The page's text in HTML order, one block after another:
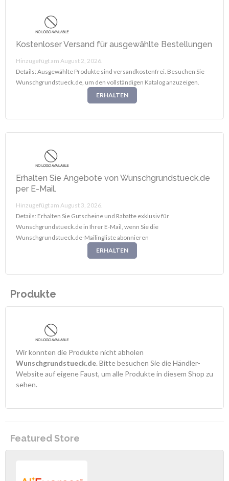
Kostenloser Versand für ausgewählte Bestellungen
Hinzugefügt am August 2, 2026.
Details: Ausgewählte Produkte sind versandkostenfrei. Besuchen Sie
Wunschgrundstueck.de, um den vollständigen Katalog anzuzeigen.
ERHALTEN
Erhalten Sie Angebote von Wunschgrundstueck.de
per E-Mail.
Hinzugefügt am August 3, 2026.
Details: Erhalten Sie Gutscheine und Rabatte exklusiv für
Wunschgrundstueck.de in Ihrer E-Mail, wenn Sie die
Wunschgrundstueck.de-Mailingliste abonnieren
ERHALTEN
Produkte
Wir konnten die Produkte nicht abholen
Wunschgrundstueck.de. Bitte besuchen Sie die Händler-
Website auf eigene Faust, um alle Produkte in diesem Shop zu
sehen.
Featured Store